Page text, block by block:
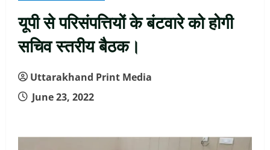
यूपी से परिसंपत्तियों के बंटवारे को होगी
सचिव स्तरीय बैठक।
Uttarakhand Print Media
June 23, 2022